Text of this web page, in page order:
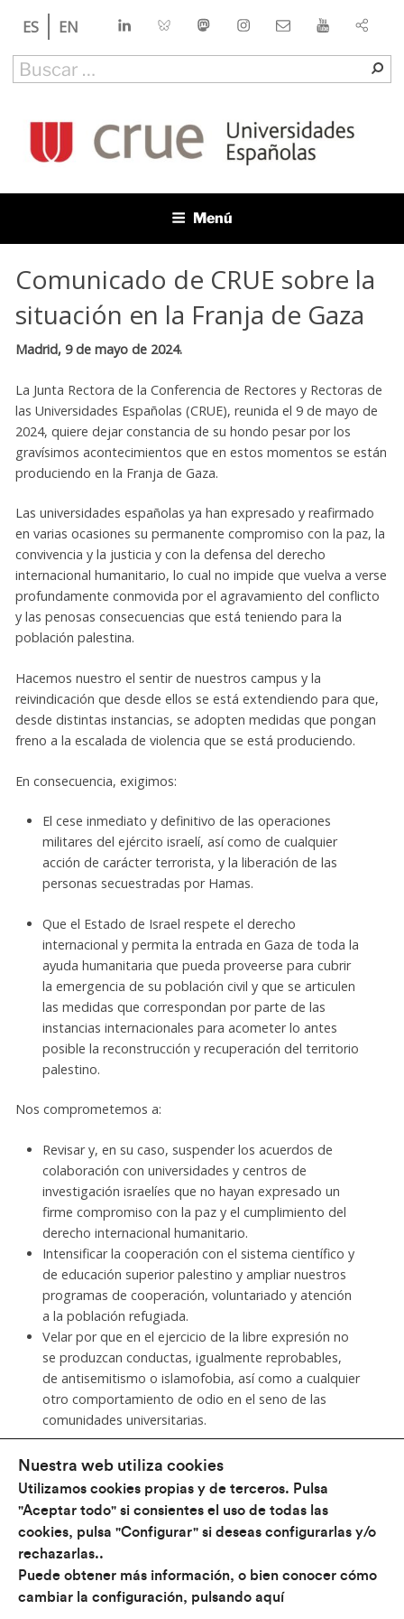
Nuestra web utiliza cookies
Utilizamos cookies propias y de terceros. Pulsa
"Aceptar todo" si consientes el uso de todas las
cookies, pulsa "Configurar" si deseas configurarlas y/o
rechazarlas..
Puede obtener más información, o bien conocer cómo
cambiar la configuración, pulsando aquí
contenido
ES EN LinkedInBlueskyMastodonInstagramContactoYouTube
Buscar
por:
CRUE
Conferencia de Rectores de las Universidades Españolas
Menú
Comunicado de CRUE sobre la
situación en la Franja de Gaza
Madrid, 9 de mayo de 2024.
La Junta Rectora de la Conferencia de Rectores y Rectoras de
las Universidades Españolas (CRUE), reunida el 9 de mayo de
2024, quiere dejar constancia de su hondo pesar por los
gravísimos acontecimientos que en estos momentos se están
produciendo en la Franja de Gaza.
Las universidades españolas ya han expresado y reafirmado
en varias ocasiones su permanente compromiso con la paz, la
convivencia y la justicia y con la defensa del derecho
internacional humanitario, lo cual no impide que vuelva a verse
profundamente conmovida por el agravamiento del conflicto
y las penosas consecuencias que está teniendo para la
población palestina.
Hacemos nuestro el sentir de nuestros campus y la
reivindicación que desde ellos se está extendiendo para que,
desde distintas instancias, se adopten medidas que pongan
freno a la escalada de violencia que se está produciendo.
En consecuencia, exigimos:
El cese inmediato y definitivo de las operaciones
militares del ejército israelí, así como de cualquier
acción de carácter terrorista, y la liberación de las
personas secuestradas por Hamas.
Que el Estado de Israel respete el derecho
internacional y permita la entrada en Gaza de toda la
ayuda humanitaria que pueda proveerse para cubrir
la emergencia de su población civil y que se articulen
las medidas que correspondan por parte de las
instancias internacionales para acometer lo antes
posible la reconstrucción y recuperación del territorio
palestino.
Nos comprometemos a:
Revisar y, en su caso, suspender los acuerdos de
colaboración con universidades y centros de
investigación israelíes que no hayan expresado un
firme compromiso con la paz y el cumplimiento del
derecho internacional humanitario.
Intensificar la cooperación con el sistema científico y
de educación superior palestino y ampliar nuestros
programas de cooperación, voluntariado y atención
a la población refugiada.
Velar por que en el ejercicio de la libre expresión no
se produzcan conductas, igualmente reprobables,
de antisemitismo o islamofobia, así como a cualquier
otro comportamiento de odio en el seno de las
comunidades universitarias.
Conócenos
¿Qué hacemos?